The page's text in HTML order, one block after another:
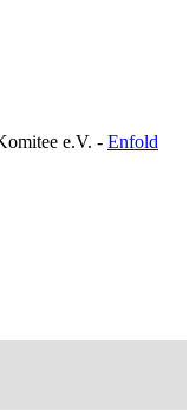
e.V. - Enfold